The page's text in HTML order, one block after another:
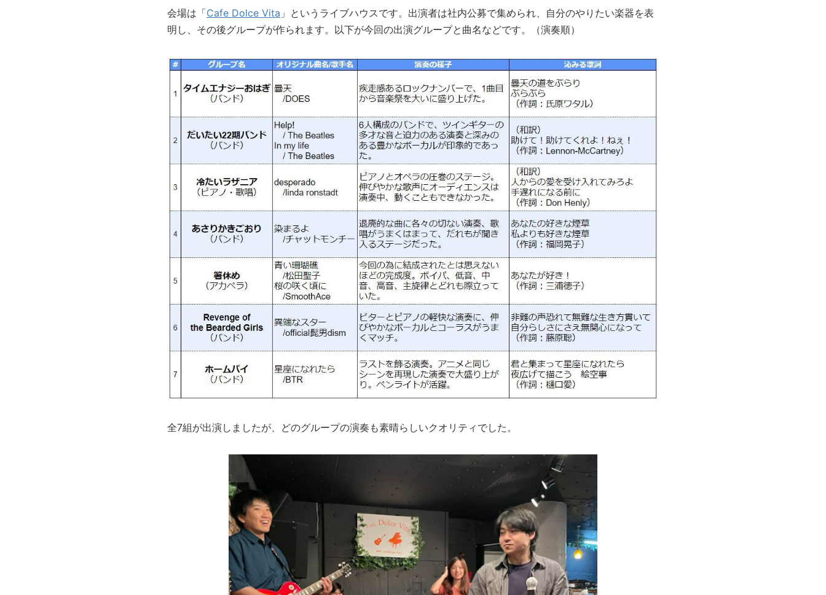
会場は「Cafe Dolce Vita 」というライブハウスです。出演者は社内公募で集められ、自分のやりたい楽器を表
明し、その後グループが作られます。以下が今回の出演グループと曲名などです。（演奏順）
全7組が出演しましたが、どのグループの演奏も素晴らしいクオリティでした。